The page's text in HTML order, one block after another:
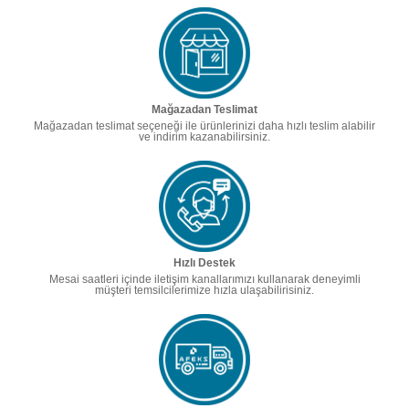
Mağazadan Teslimat
Mağazadan teslimat seçeneği ile ürünlerinizi daha hızlı teslim alabilir
ve indirim kazanabilirsiniz.
Hızlı Destek
Mesai saatleri içinde iletişim kanallarımızı kullanarak deneyimli
müşteri temsilcilerimize hızla ulaşabilirisiniz.